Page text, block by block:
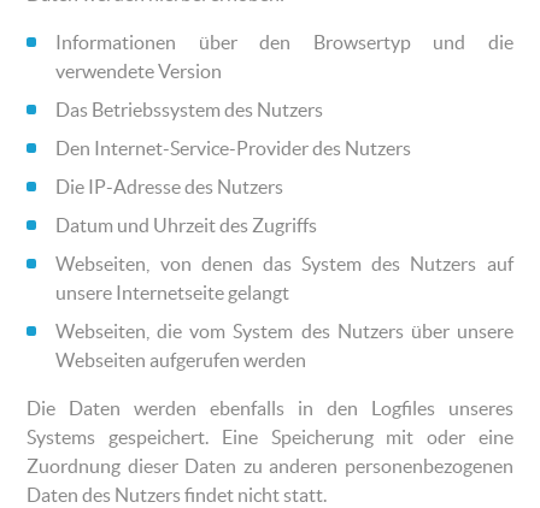
Informationen über den Browsertyp und die
verwendete Version
Das Betriebssystem des Nutzers
Den Internet-Service-Provider des Nutzers
Die IP-Adresse des Nutzers
Datum und Uhrzeit des Zugriffs
Webseiten, von denen das System des Nutzers auf
unsere Internetseite gelangt
Webseiten, die vom System des Nutzers über unsere
Webseiten aufgerufen werden
Die Daten werden ebenfalls in den Logfiles unseres
Systems gespeichert. Eine Speicherung mit oder eine
Zuordnung dieser Daten zu anderen personenbezogenen
Daten des Nutzers findet nicht statt.